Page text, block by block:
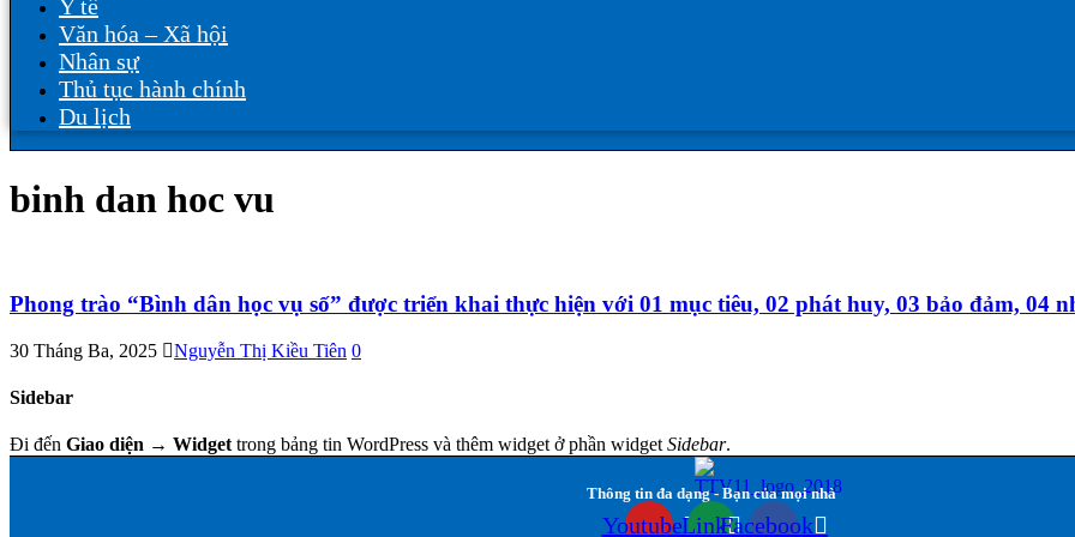
Y tế
Văn hóa – Xã hội
Nhân sự
Thủ tục hành chính
Du lịch
binh dan hoc vu
Phong trào “Bình dân học vụ số” được triển khai thực hiện với 01 mục tiêu, 02 phát huy, 03 bảo đảm, 04
30 Tháng Ba, 2025 Nguyễn Thị Kiều Tiên 0
Sidebar
Đi đến Giao diện → Widget trong bảng tin WordPress và thêm widget ở phần widget Sidebar.
Thông tin đa dạng - Bạn của mọi nhà
YoutubeLinkFacebook